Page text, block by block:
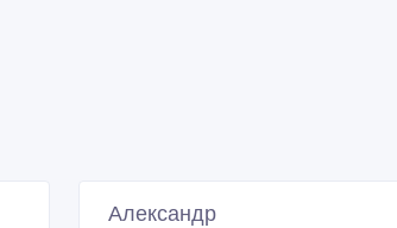
Александр